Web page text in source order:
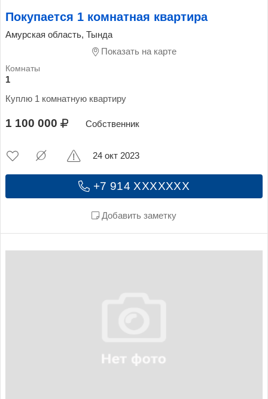
Покупается 1 комнатная квартира
Амурская область, Тында
Показать на карте
1
Куплю 1 комнатную квартиру
1 100 000 Собственник
+7 914 XXXXXXX
Добавить заметку
24 окт 2023